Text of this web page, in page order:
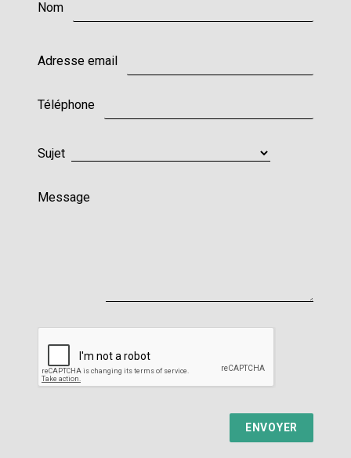
Nom
Adresse email
Téléphone
Sujet
Message
ENVOYER